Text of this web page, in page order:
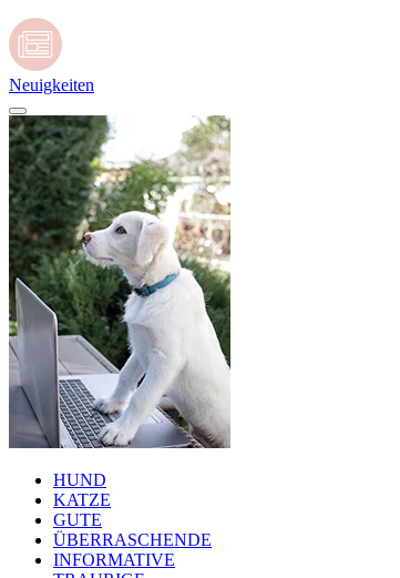
Neuigkeiten
HUND
KATZE
GUTE
ÜBERRASCHENDE
INFORMATIVE